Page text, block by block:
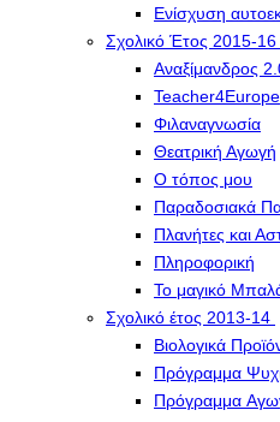
Eνίσχυση
Σχολικό Έτος 2015-16
Αναξίμανδρος
Teacher4Europe
Φιλαναγνωσία
Θεατρική Αγωγή
Ο τόπος μου
Παραδοσιακά
Πλανήτες και
Πληροφορική
Το μαγικό
Σχολικό έτος 2013-14
Βιολογικά
Πρόγραμμα
Πρόγραμμα